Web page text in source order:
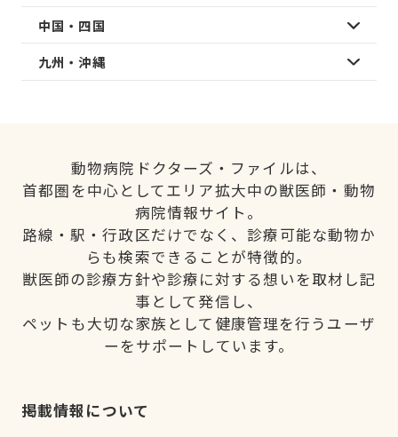
中国・四国
九州・沖縄
動物病院ドクターズ・ファイルは、
首都圏を中心としてエリア拡大中の獣医師・動物
病院情報サイト。
路線・駅・行政区だけでなく、診療可能な動物か
らも検索できることが特徴的。
獣医師の診療方針や診療に対する想いを取材し記
事として発信し、
ペットも大切な家族として健康管理を行うユーザ
ーをサポートしています。
掲載情報について